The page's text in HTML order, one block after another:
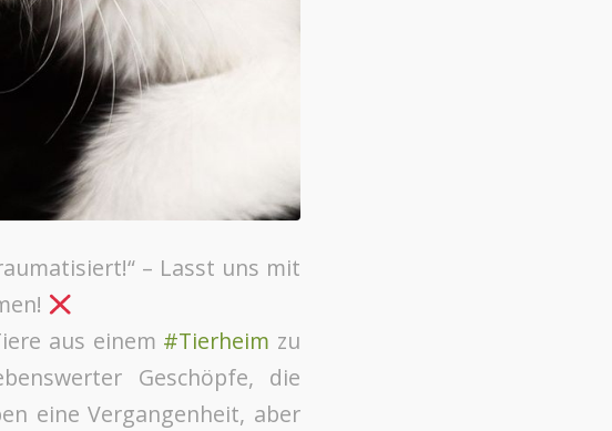
– Lasst uns mit
aus einem #Tierheim zu
Geschöpfe, die
eine Vergangenheit, aber